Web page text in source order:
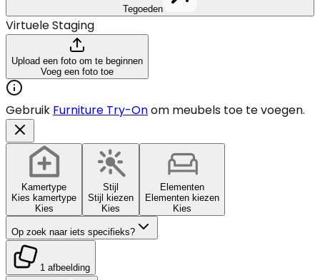
Tegoeden
Virtuele Staging
Upload een foto om te beginnen
Voeg een foto toe
Gebruik Furniture Try-Onom meubels toe te voegen.
Kamertype
Kies kamertype
Kies
Stijl
Stijl kiezen
Kies
Elementen
Elementen kiezen
Kies
Op zoek naar iets specifieks?
1 afbeelding